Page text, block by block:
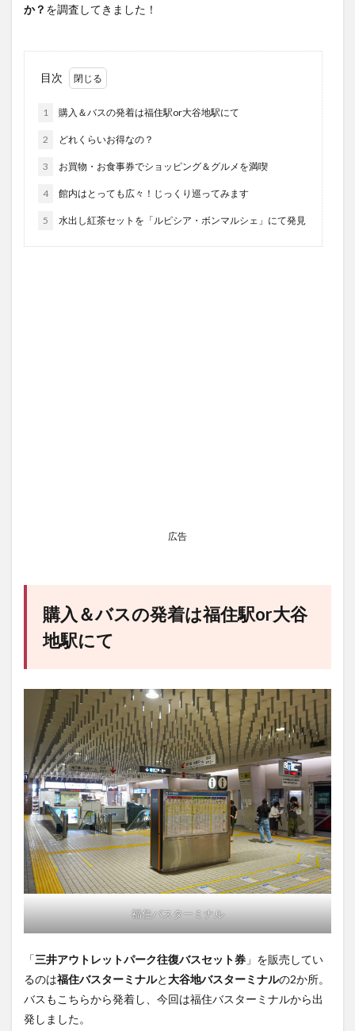
か？ を調査してきました！
目次
1 購入＆バスの発着は福住駅or大谷地駅にて
2 どれくらいお得なの？
3 お買物・お食事券でショッピング＆グルメを満喫
4 館内はとっても広々！じっくり巡ってみます
5 水出し紅茶セットを「ルピシア・ボンマルシェ」にて発見
広告
購入＆バスの発着は福住駅or大谷
地駅にて
福住バスターミナル
「三井アウトレットパーク往復バスセット券 」を販売してい
るのは福住バスターミナルと 大谷地バスターミナルの2か所。
バスもこちらから発着し、今回は福住バスターミナルから出
発しました。